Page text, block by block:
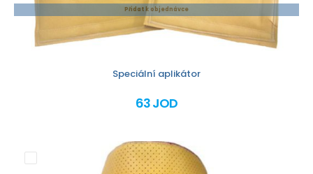
Přidat k objednávce
Speciální aplikátor
63 JOD